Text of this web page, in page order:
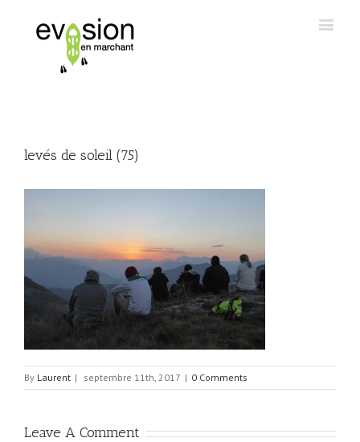
levés de soleil (75)
By Laurent | septembre 11th, 2017 | 0 Comments
Leave A Comment